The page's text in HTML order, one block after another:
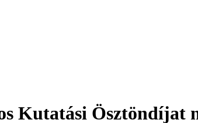
Kutatási Ösztöndíjat